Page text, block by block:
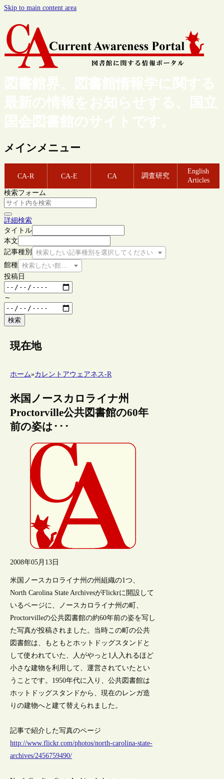
Skip to main content area
図書館界、図書館情報学に関する
最新の情報をお知らせする、国立
国会図書館のサイトです。
メインメニュー
CA-R CA-E CA 調査研究
English
Articles
検索フォーム
詳細検索
タイトル
本文
記事種別
検索したい記事種別を選択してください
館種 検索したい館種を選択してください
投稿日
～
検索
現在地
ホーム»カレントアウェアネス-R
米国ノースカロライナ州
Proctorville公共図書館の60年
前の姿は･･･
2008年05月13日
米国ノースカロライナ州の州組織の1つ、
North Carolina State ArchivesがFlickrに開設して
いるページに、ノースカロライナ州の町、
Proctorvilleの公共図書館の約60年前の姿を写し
た写真が投稿されました。当時この町の公共
図書館は、もともとホットドッグスタンドと
して使われていた、人がやっと1人入れるほど
小さな建物を利用して、運営されていたとい
うことです。1950年代に入り、公共図書館は
ホットドッグスタンドから、現在のレンガ造
りの建物へと建て替えられました。
記事で紹介した写真のページ
http://www.flickr.com/photos/north-carolina-state-
archives/2456759490/